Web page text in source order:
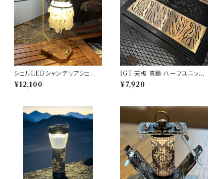
シェルLEDシャンデリアシェード
802PRODUCTS ゴールゼロ
ミヤビ BFF ナトゥーラ LEDペ
¥12,100
IGT 天板 真鍮 ハーフユニット
【 タイガー 】アイアングリルテー
ブル Snow Peak スノーピーク
¥7,920